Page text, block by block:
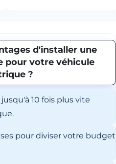
d'installer une
pour votre véhicule
?
10 fois plus vite
pour diviser votre budget